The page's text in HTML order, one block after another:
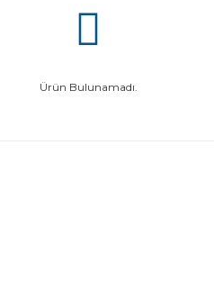
Ürün Bulunamadı.